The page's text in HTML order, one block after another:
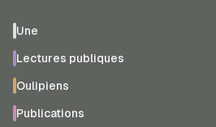
Une
Lectures publiques
Oulipiens
Publications